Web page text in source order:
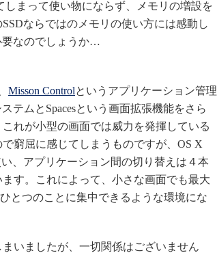
まって使い物にならず、メモリの増設を
ならではのメモリの使い方には感動し
要なのでしょうか…
Misson Controlというアプリケーション管理
テムとSpacesという画面拡張機能をさら
れが小型の画面では威力を発揮している
窮屈に感じてしまうものですが、OS X
、アプリケーション間の切り替えは４本
す。これによって、小さな画面でも最大
とつのことに集中できるような環境にな
いましたが、一切関係はございません